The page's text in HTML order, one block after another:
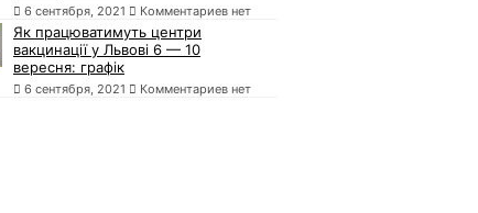
6 сентября, 2021 Комментариев нет
Як працюватимуть центри
вакцинації у Львові 6 — 10
вересня: графік
6 сентября, 2021 Комментариев нет